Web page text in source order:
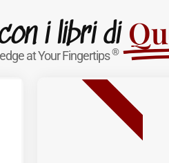
i libri di
at Your Fingertips®
BESTSELLER